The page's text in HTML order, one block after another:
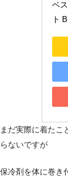
ベ
ト
まだ実際に着た
らないですが
保冷剤を体に巻き